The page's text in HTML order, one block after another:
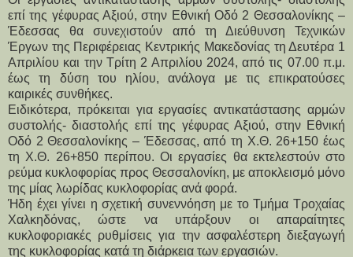
επί της γέφυρας Αξιού, στην Εθνική Οδό 2 Θεσσαλονίκης –
Έδεσσας θα συνεχιστούν από τη Διεύθυνση Τεχνικών
Έργων της Περιφέρειας Κεντρικής Μακεδονίας τη Δευτέρα 1
Απριλίου και την Τρίτη 2 Απριλίου 2024, από τις 07.00 π.μ.
έως τη δύση του ηλίου, ανάλογα με τις επικρατούσες
καιρικές συνθήκες.
Ειδικότερα, πρόκειται για εργασίες αντικατάστασης αρμών
συστολής- διαστολής επί της γέφυρας Αξιού, στην Εθνική
Οδό 2 Θεσσαλονίκης – Έδεσσας, από τη Χ.Θ. 26+150 έως
τη Χ.Θ. 26+850 περίπου. Οι εργασίες θα εκτελεστούν στο
ρεύμα κυκλοφορίας προς Θεσσαλονίκη, με αποκλεισμό μόνο
της μίας λωρίδας κυκλοφορίας ανά φορά.
Ήδη έχει γίνει η σχετική συνεννόηση με το Τμήμα Τροχαίας
Χαλκηδόνας, ώστε να υπάρξουν οι απαραίτητες
κυκλοφοριακές ρυθμίσεις για την ασφαλέστερη διεξαγωγή
της κυκλοφορίας κατά τη διάρκεια των εργασιών.